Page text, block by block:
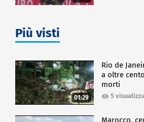
Più visti
01:29
Rio de
a oltre
morti
5
Marocco,